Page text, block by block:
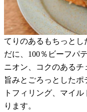
てりのあるもちっと
だに、100％ビーフパ
ニオン、コクのある
旨みとごろっとした
トフィリング、マイ
ります。